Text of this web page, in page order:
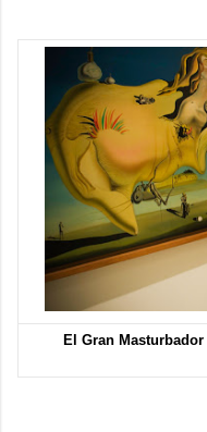
El Gran Masturbador